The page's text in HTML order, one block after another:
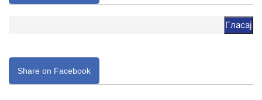
Гласај
Share on Facebook